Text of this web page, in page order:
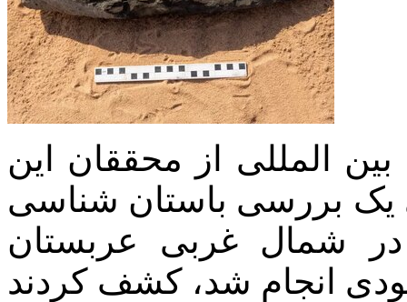
بین المللی از محققان این
یک بررسی باستان شناسی
شمال غربی عربستان
انجام شد، کشف کردند